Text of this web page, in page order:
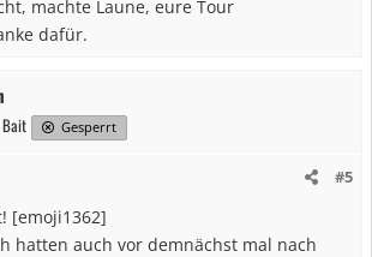
machte Laune, eure Tour
dafür.
Bait Gesperrt
#5
[emoji1362]
hatten auch vor demnächst mal nach